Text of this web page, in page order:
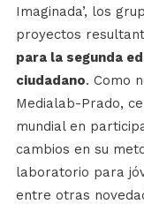
Imaginada’, los
proyectos
para la segunda
ciudadano. Como
Medialab-Prado,
mundial en
cambios en su
laboratorio para
entre otras